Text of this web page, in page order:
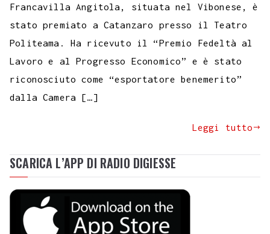
Francavilla Angitola, situata nel Vibonese, è
stato premiato a Catanzaro presso il Teatro
Politeama. Ha ricevuto il “Premio Fedeltà al
Lavoro e al Progresso Economico” e è stato
riconosciuto come “esportatore benemerito”
dalla Camera […]
Leggi tutto
SCARICA L’APP DI RADIO DIGIESSE